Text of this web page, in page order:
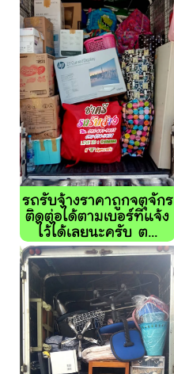
รถรับจ้างราคาถูกจตุจักร
ติดต่อได้ตามเบอร์ที่แจ้ง
ไว้ได้เลยนะครับ ต...